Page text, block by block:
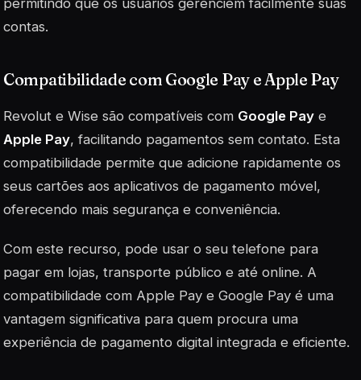
contas.
Compatibilidade com Google Pay e Apple Pay
Revolut e Wise são compatíveis com Google Pay e
Apple Pay, facilitando pagamentos sem contato. Esta
compatibilidade permite que adicione rapidamente os
seus cartões aos aplicativos de pagamento móvel,
oferecendo mais segurança e conveniência.
Com este recurso, pode usar o seu telefone para
pagar em lojas, transporte público e até online. A
compatibilidade com Apple Pay e Google Pay é uma
vantagem significativa para quem procura uma
experiência de pagamento digital integrada e eficiente.